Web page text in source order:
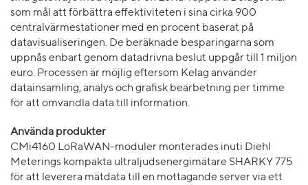
som mål att förbättra effektiviteten i sina cirka 900
centralvärmestationer med en procent baserat på
datavisualiseringen. De beräknade besparingarna som
uppnås enbart genom datadrivna beslut uppgår till 1 miljon
euro. Processen är möjlig eftersom Kelag använder
datainsamling, analys och grafisk bearbetning per timme
för att omvandla data till information.
Använda produkter
CMi4160 LoRaWAN-moduler monterades inuti Diehl
Meterings kompakta ultraljudsenergimätare SHARKY 775
för att leverera mätdata till en mottagande server via ett